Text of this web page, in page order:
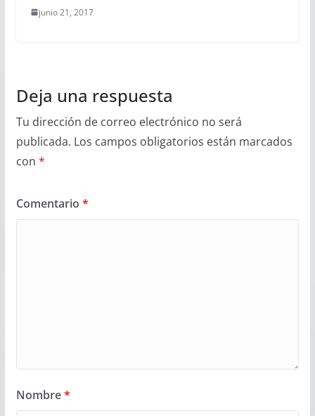
junio 21, 2017
Deja una respuesta
Tu dirección de correo electrónico no será
publicada. Los campos obligatorios están marcados
con *
Comentario *
Nombre*